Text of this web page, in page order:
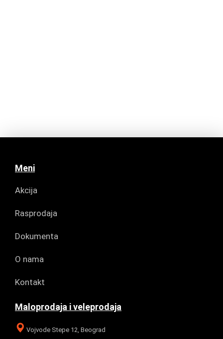
Meni
Akcija
Rasprodaja
Dokumenta
O nama
Kontakt
Maloprodaja i veleprodaja
Vojvode Stepe 12, Beograd